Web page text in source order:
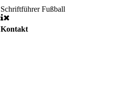
Schriftführer Fußball
Kontakt